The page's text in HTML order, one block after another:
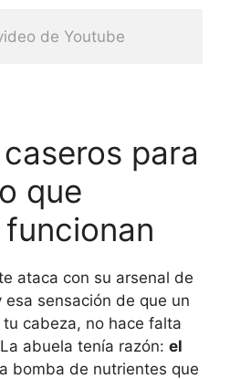
de Youtube
para
que
ataca con su arsenal de
sensación de que un
cabeza, no hace falta
abuela tenía razón: el
bomba de nutrientes que